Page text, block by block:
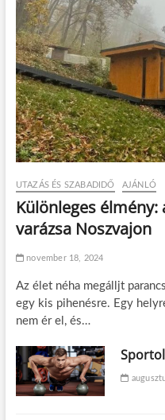
UTAZÁS ÉS SZABADIDŐ AJÁNLÓ
Különleges élmény:
varázsa Noszvajon
november 18, 2024
Az élet néha megálljt
egy kis pihenésre. Egy
nem ér el, és…